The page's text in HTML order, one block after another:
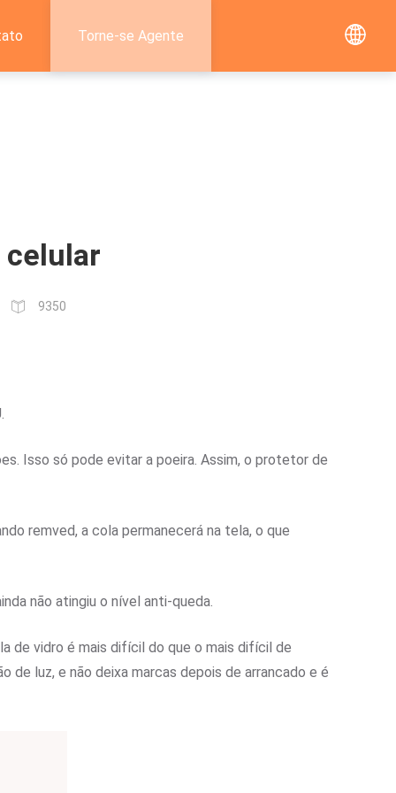
Torne-se Agente
celular
9350
Isso só pode evitar a poeira. Assim, o protetor de
remved, a cola permanecerá na tela, o que
não atingiu o nível anti-queda.
de vidro é mais difícil do que o mais difícil de
luz, e não deixa marcas depois de arrancado e é